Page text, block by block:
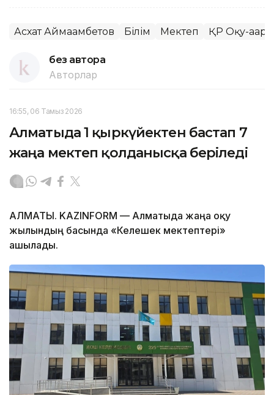
Асхат Аймағамбетов Білім Мектеп ҚР Оқу-
без автора
Авторлар
16:55, 06 Тамыз 2026
Алматыда 1 қыркүйектен бастап 7
жаңа мектеп қолданысқа беріледі
АЛМАТЫ. KAZINFORM — Алматыда жаңа оқу
жылындың басында «Келешек мектептері»
ашылады.